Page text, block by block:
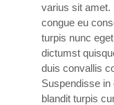
varius sit amet.
congue eu
turpis nunc
dictumst
duis convallis
Suspendisse in
blandit turpis